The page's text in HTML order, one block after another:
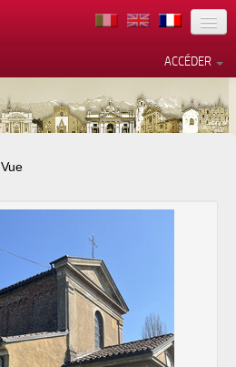
ACCÉDER
Vue
la collecte
en matière de